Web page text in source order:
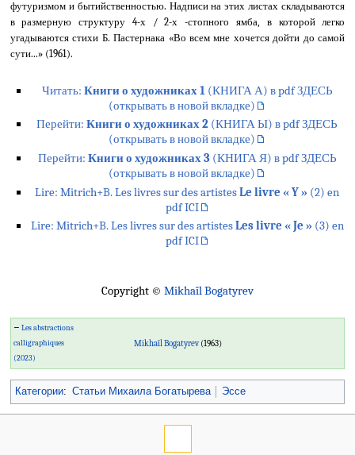
футуризмом и бытийственностью. Надписи на этих листах складываются
в размерную структуру 4-х / 2-х -стопного ямба, в которой легко
угадываются стихи Б. Пастернака «Во всем мне хочется дойти до самой
сути...» (1961).
Читать: Книги о художниках 1(КНИГА А) в pdf ЗДЕСЬ
(открывать в новой вкладке)
Перейти:Книги о художниках 2 (КНИГА Ы) в pdf ЗДЕСЬ
(открывать в новой вкладке)
Перейти: Книги о художниках 3(КНИГА Я) в pdf ЗДЕСЬ
(открывать в новой вкладке)
Lire: Mitrich+B. Les livres sur des artistesLe livre « Y » (2) en
pdf ICI
Lire: Mitrich+B. Les livres sur des artistesLes livre « Je »(3) en
pdf ICI
Copyright © Mikhaïl Bogatyrev
← Les abstractions
calligraphiques
(2023)
Mikhaïl Bogatyrev(1963)
Категории: Статьи Михаила Богатырева Эссе